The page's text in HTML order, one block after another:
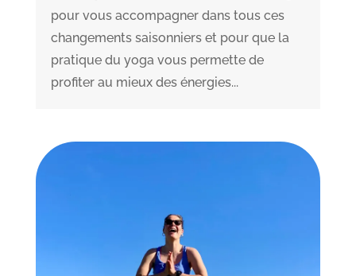
pour vous accompagner dans tous ces
changements saisonniers et pour que la
pratique du yoga vous permette de
profiter au mieux des énergies...